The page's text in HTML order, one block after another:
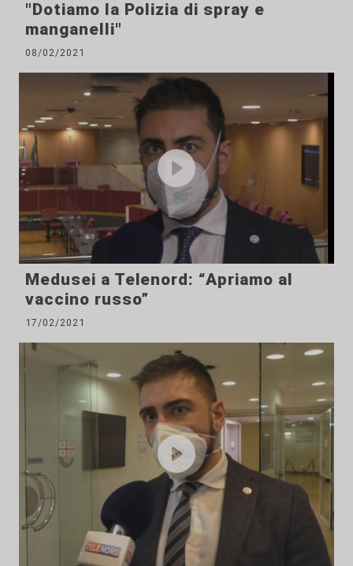
"Dotiamo la Polizia di spray e
manganelli"
08/02/2021
Medusei a Telenord: “Apriamo al
vaccino russo”
17/02/2021